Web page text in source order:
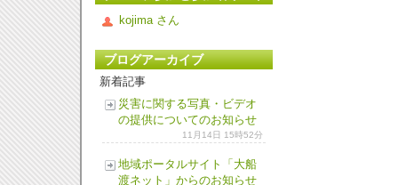
kojima さん
ブログアーカイブ
新着記事
災害に関する写真・ビデオ
の提供についてのお知らせ
11月14日 15時52分
地域ポータルサイト「大船
渡ネット」からのお知らせ